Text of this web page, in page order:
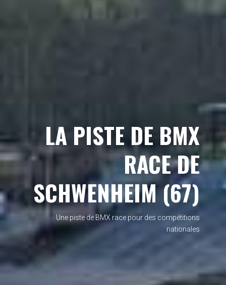
LA PISTE DE BMX
RACE DE
SCHWENHEIM (67)
Une piste de BMX race pour des compétitions
nationales